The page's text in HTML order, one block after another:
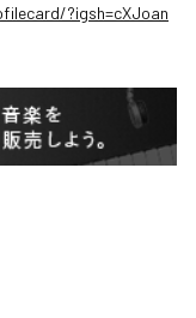
?igsh=cXJoan